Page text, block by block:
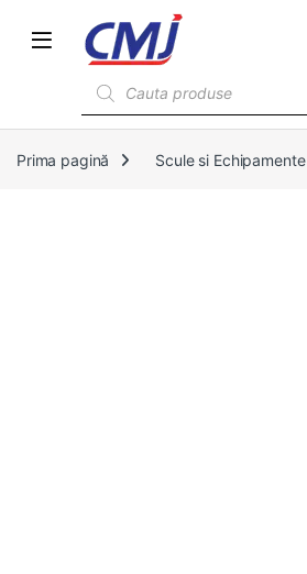
Prima pagină Scule si Echipamente